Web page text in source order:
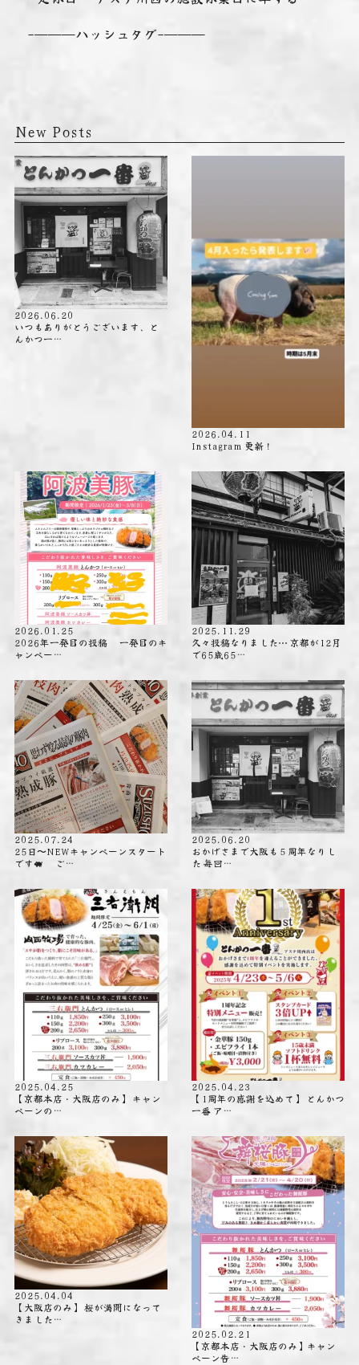
-———ハッシュタグ-———
New Posts
2026.06.20
いつもありがとうございます、と
んかつ一…
2026.04.11
Instagram 更新！
2026.01.25
2026年一発目の投稿 一発目のキ
ャンペー…
2025.11.29
久々投稿なりました⋯ 京都が12月
で65歳65…
2025.07.24
25日〜NEWキャンペーンスタート
です🐖 ご…
2025.06.20
おかげさまで大阪も５周年なりし
た️ 毎回…
2025.04.25
【京都本店・大阪店のみ】 キャン
ペーンの…
2025.04.23
【1周年の感謝を込めて】 とんかつ
一番 ア…
2025.04.04
【大阪店のみ】 桜が満開になって
きました…
2025.02.21
【京都本店・大阪店のみ】キャン
ペーン告…